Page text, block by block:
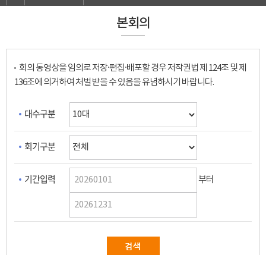
본회의
회의 동영상을 임의로 저장·편집·배포할 경우 저작권법 제 124조 및 제
136조에 의거하여 처벌 받을 수 있음을 유념하시기 바랍니다.
대수구분
회기구분
기간입력 부터